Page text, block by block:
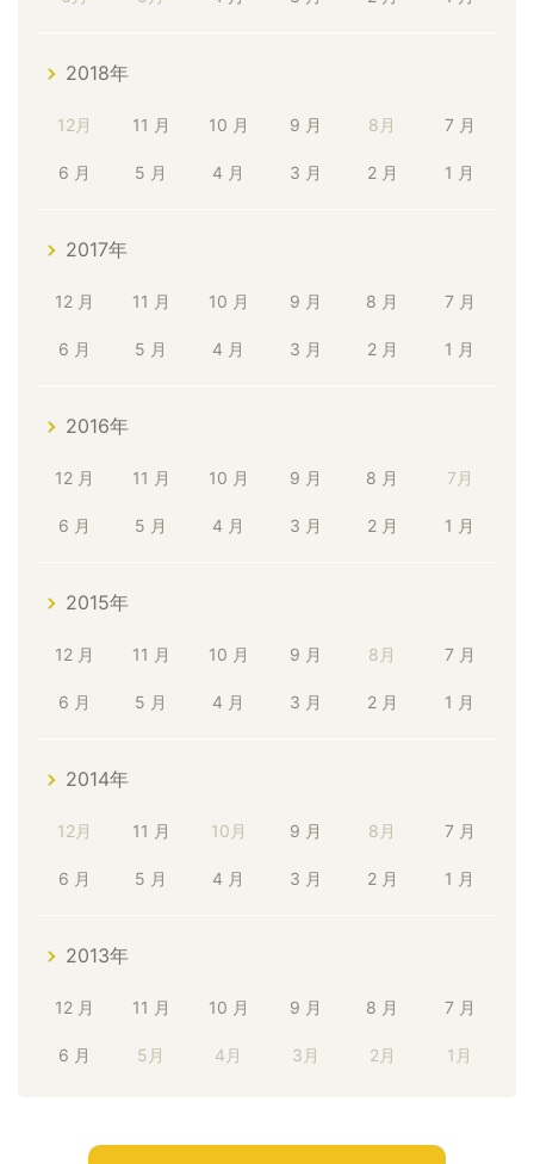
2018年
12月 11 月 10 月 9 月 8月 7 月
6 月 5 月 4 月 3 月 2 月 1 月
2017年
12 月 11 月 10 月 9 月 8 月 7 月
6 月 5 月 4 月 3 月 2 月 1 月
2016年
12 月 11 月 10 月 9 月 8 月 7月
6 月 5 月 4 月 3 月 2 月 1 月
2015年
12 月 11 月 10 月 9 月 8月 7 月
6 月 5 月 4 月 3 月 2 月 1 月
2014年
12月 11 月 10月 9 月 8月 7 月
6 月 5 月 4 月 3 月 2 月 1 月
2013年
12 月 11 月 10 月 9 月 8 月 7 月
6 月 5月 4月 3月 2月 1月